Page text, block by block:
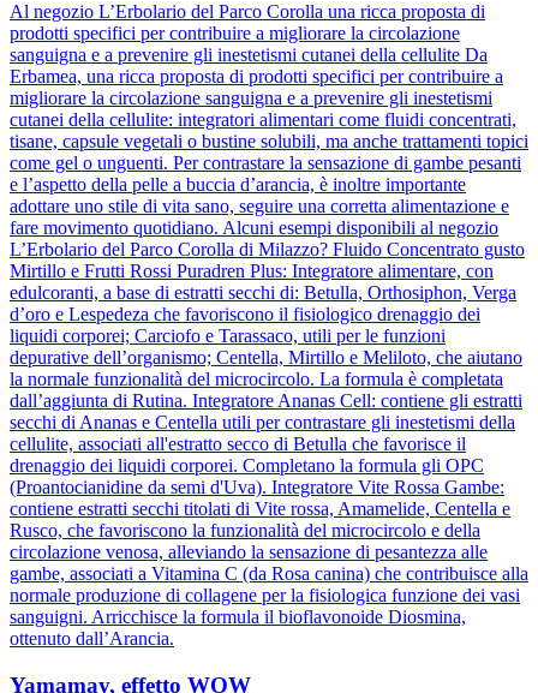
Al negozio L’Erbolario del Parco Corolla una ricca proposta di
prodotti specifici per contribuire a migliorare la circolazione
sanguigna e a prevenire gli inestetismi cutanei della cellulite Da
Erbamea, una ricca proposta di prodotti specifici per contribuire a
migliorare la circolazione sanguigna e a prevenire gli inestetismi
cutanei della cellulite: integratori alimentari come fluidi concentrati,
tisane, capsule vegetali o bustine solubili, ma anche trattamenti topici
come gel o unguenti. Per contrastare la sensazione di gambe pesanti
e l’aspetto della pelle a buccia d’arancia, è inoltre importante
adottare uno stile di vita sano, seguire una corretta alimentazione e
fare movimento quotidiano. Alcuni esempi disponibili al negozio
L’Erbolario del Parco Corolla di Milazzo? Fluido Concentrato gusto
Mirtillo e Frutti Rossi Puradren Plus: Integratore alimentare, con
edulcoranti, a base di estratti secchi di: Betulla, Orthosiphon, Verga
d’oro e Lespedeza che favoriscono il fisiologico drenaggio dei
liquidi corporei; Carciofo e Tarassaco, utili per le funzioni
depurative dell’organismo; Centella, Mirtillo e Meliloto, che aiutano
la normale funzionalità del microcircolo. La formula è completata
dall’aggiunta di Rutina. Integratore Ananas Cell: contiene gli estratti
secchi di Ananas e Centella utili per contrastare gli inestetismi della
cellulite, associati all'estratto secco di Betulla che favorisce il
drenaggio dei liquidi corporei. Completano la formula gli OPC
(Proantocianidine da semi d'Uva). Integratore Vite Rossa Gambe:
contiene estratti secchi titolati di Vite rossa, Amamelide, Centella e
Rusco, che favoriscono la funzionalità del microcircolo e della
circolazione venosa, alleviando la sensazione di pesantezza alle
gambe, associati a Vitamina C (da Rosa canina) che contribuisce alla
normale produzione di collagene per la fisiologica funzione dei vasi
sanguigni. Arricchisce la formula il bioflavonoide Diosmina,
ottenuto dall’Arancia.
Yamamay, effetto WOW